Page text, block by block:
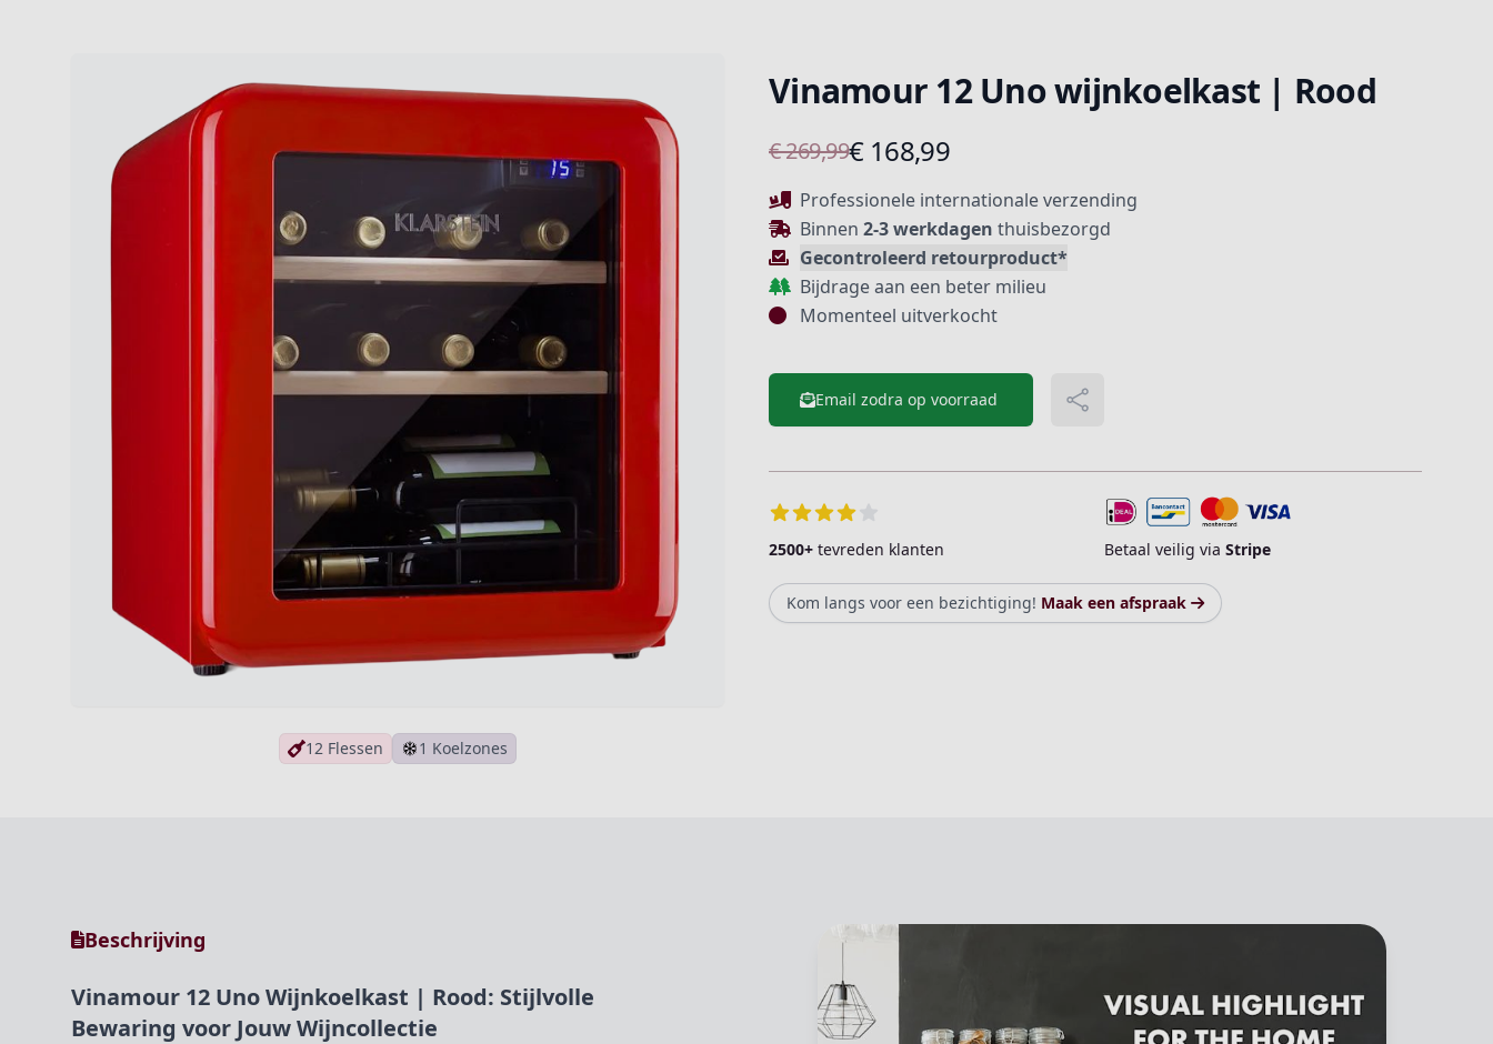
12 Flessen 1 Koelzones
Vinamour 12 Uno wijnkoelkast | Rood
Product informatie
€ 269,99€ 168,99
Beschrijving
Professionele internationale verzending
Binnen 2-3 werkdagen thuisbezorgd
Gecontroleerd retourproduct*
Bijdrage aan een beter milieu
Momenteel uitverkocht
Email zodra op voorraad Delen
2500+ tevreden klanten Betaal veilig via Stripe
Kom langs voor een bezichtiging! Maak een afspraak
Beschrijving
Vinamour 12 Uno Wijnkoelkast | Rood: Stijlvolle
Bewaring voor Jouw Wijncollectie